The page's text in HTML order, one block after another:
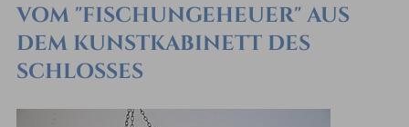
VOM "FISCHUNGEHEUER" AUS
DEM KUNSTKABINETT DES
SCHLOSSES